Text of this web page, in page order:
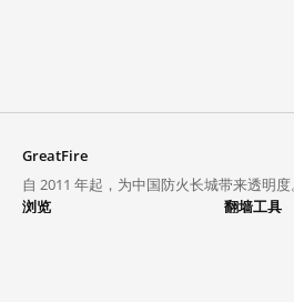
GreatFire
自 2011 年起，为中国防火长城带来透明度。
浏览
翻墙工具